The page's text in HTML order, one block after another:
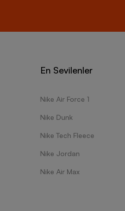
En Sevilenler
Nike Air Force 1
Nike Dunk
Nike Tech Fleece
Nike Jordan
Nike Air Max